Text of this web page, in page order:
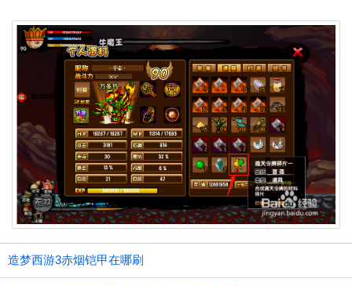
造梦西游3赤烟铠甲在哪刷